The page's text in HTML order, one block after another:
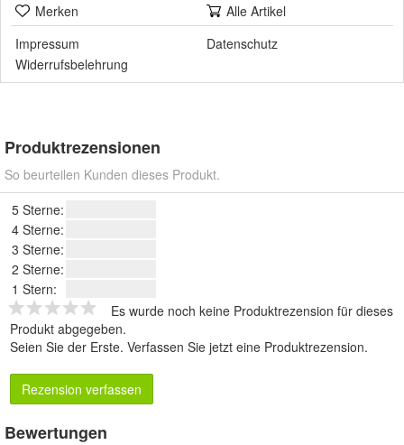
Merken
Alle Artikel
Impressum
Datenschutz
Widerrufsbelehrung
Produktrezensionen
So beurteilen Kunden dieses Produkt.
5 Sterne:
4 Sterne:
3 Sterne:
2 Sterne:
1 Stern:
Es wurde noch keine Produktrezension für dieses
Produkt abgegeben.
Seien Sie der Erste. Verfassen Sie jetzt eine Produktrezension.
Rezension verfassen
Bewertungen